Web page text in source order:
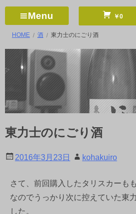
ッ
Menu ￥0
HOME 酒 東力士のにごり酒
東力士のにごり酒
2016年3月23日 kohakuiro
さて、前回購入したタリスカーも
なのでうっかり次に控えていた東
した。